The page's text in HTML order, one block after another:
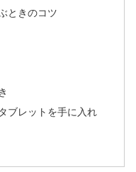
ときのコツ
ブレットを手に入れ